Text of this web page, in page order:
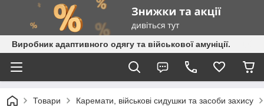
Виробник адаптивного одягу та військової амуніції.
Товари Каремати, військові сидушки та засоби захису